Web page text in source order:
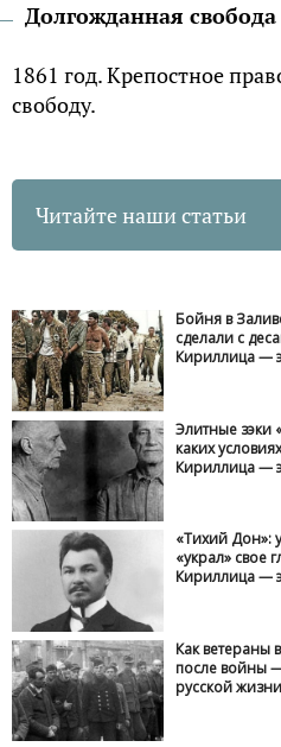
Долгожданная свобода
1861 год. Крепостное
свободу.
Читайте наши статьи
Бойня в
сделали с
Кириллица —
Элитные зэки
каких
Кириллица —
«Тихий Дон»:
«украл» свое
Кириллица —
Как ветераны
после войны
русской жизни